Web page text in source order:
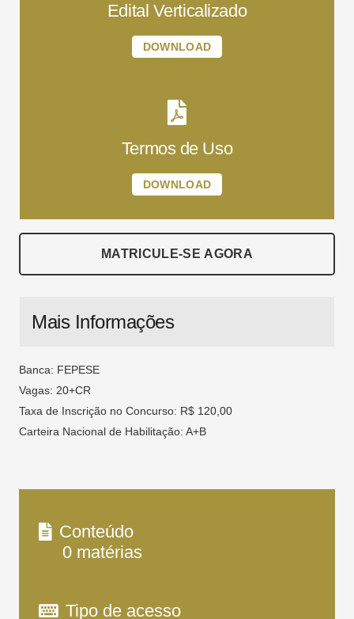
Edital Verticalizado
DOWNLOAD
Termos de Uso
DOWNLOAD
MATRICULE-SE AGORA
Mais Informações
Banca: FEPESE
Vagas: 20+CR
Taxa de Inscrição no Concurso: R$ 120,00
Carteira Nacional de Habilitação: A+B
Conteúdo
0 matérias
Tipo de acesso